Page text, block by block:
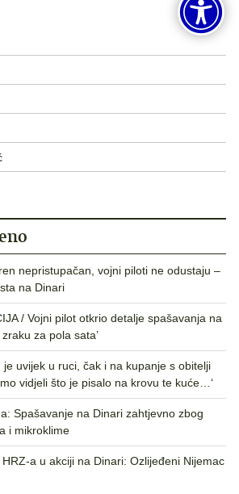
nepristupačan, vojni piloti ne odustaju –
na Dinari
/ Vojni pilot otkrio detalje spašavanja na
za pola sata’
je uvijek u ruci, čak i na kupanje s obitelji
vidjeli što je pisalo na krovu te kuće…‘
Spašavanje na Dinari zahtjevno zbog
i mikroklime
HRZ-a u akciji na Dinari: Ozlijeđeni Nijemac